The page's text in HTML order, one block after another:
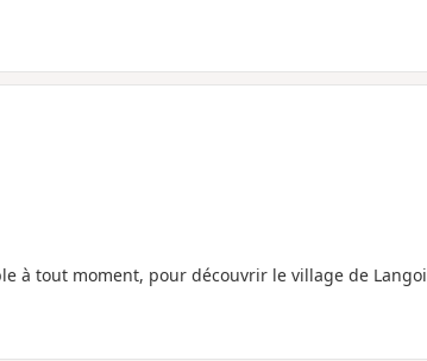
à tout moment, pour découvrir le village de